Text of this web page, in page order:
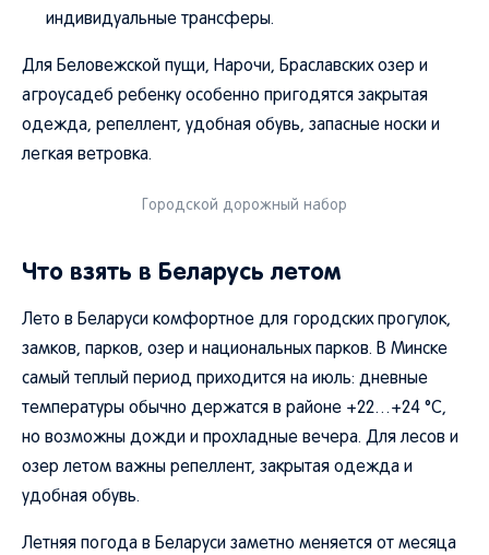
индивидуальные трансферы.
Для Беловежской пущи, Нарочи, Браславских озер и
агроусадеб ребенку особенно пригодятся закрытая
одежда, репеллент, удобная обувь, запасные носки и
легкая ветровка.
Городской дорожный набор
Что взять в Беларусь летом
Лето в Беларуси комфортное для городских прогулок,
замков, парков, озер и национальных парков. В Минске
самый теплый период приходится на июль: дневные
температуры обычно держатся в районе +22…+24 °C,
но возможны дожди и прохладные вечера. Для лесов и
озер летом важны репеллент, закрытая одежда и
удобная обувь.
Летняя погода в Беларуси заметно меняется от месяца